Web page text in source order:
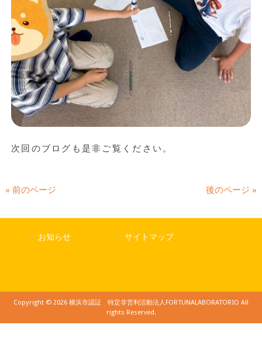
次回のブログも是非ご覧ください。
« 前のページ 後のページ »
お知らせ サイトマップ
Copyright © 2026 横浜市認証 特定非営利活動法人FORTUNALABORATORIO All
rights Reserved.